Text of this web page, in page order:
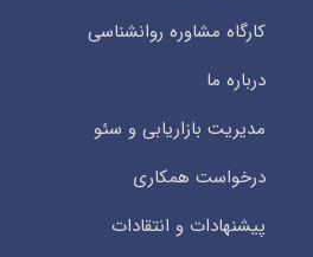
کارگاه مشاوره روانشناسی
درباره ما
مدیریت بازاریابی و سئو
درخواست همکاری
پیشنهادات و انتقادات